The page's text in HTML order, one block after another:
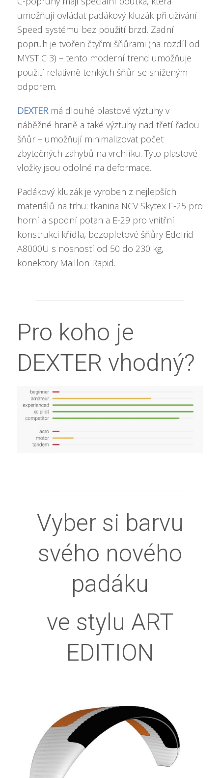
umožňují ovládat padákový kluzák při užívání
Speed systému bez použití brzd. Zadní
popruh je tvořen čtyřmi šňůrami (na rozdíl od
MYSTIC 3) – tento moderní trend umožňuje
použití relativně tenkých šňůr se sníženým
odporem.
DEXTERmá dlouhé plastové výztuhy v
náběžné hraně a také výztuhy nad třetí řadou
šňůr – umožňují minimalizovat počet
zbytečných záhybů na vrchlíku. Tyto plastové
vložky jsou odolné na deformace.
Padákový kluzák je vyroben z nejlepších
materiálů na trhu: tkanina NCV Skytex E-25 pro
horní a spodní potah a E-29 pro vnitřní
konstrukci křídla, bezopletové šňůry Edelrid
A8000U s nosností od 50 do 230 kg,
konektory Maillon Rapid.
Pro koho je
DEXTER vhodný?
Vyber si barvu
svého nového
padáku
ve stylu ART
EDITION